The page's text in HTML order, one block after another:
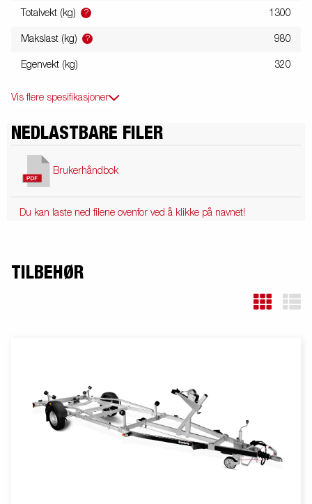
Totalvekt (kg) ? 1300
Makslast (kg) ? 980
Egenvekt (kg) 320
Vis flere spesifikasjoner
NEDLASTBARE FILER
Brukerhåndbok
Du kan laste ned filene ovenfor ved å klikke på navnet!
TILBEHØR